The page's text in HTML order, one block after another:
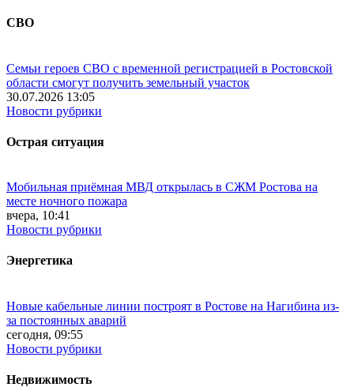
СВО
Семьи героев СВО с временной регистрацией в Ростовской
области смогут получить земельный участок
30.07.2026 13:05
Новости рубрики
Острая ситуация
Мобильная приёмная МВД открылась в СЖМ Ростова на
месте ночного пожара
вчера, 10:41
Новости рубрики
Энергетика
Новые кабельные линии построят в Ростове на Нагибина из-
за постоянных аварий
сегодня, 09:55
Новости рубрики
Недвижимость